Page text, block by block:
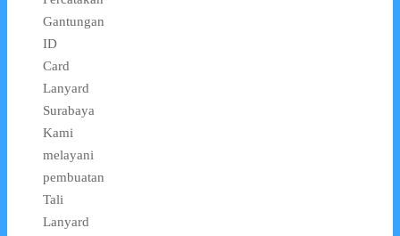
Gantungan
ID
Card
Lanyard
Surabaya
Kami
melayani
pembuatan
Tali
Lanyard